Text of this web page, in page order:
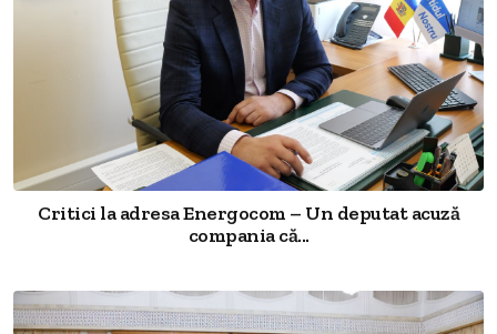
Critici la adresa Energocom – Un deputat acuză
compania că...